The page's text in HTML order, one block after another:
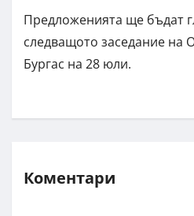
Предложенията ще бъдат
следващото заседание на
Бургас на 28 юли.
Коментари